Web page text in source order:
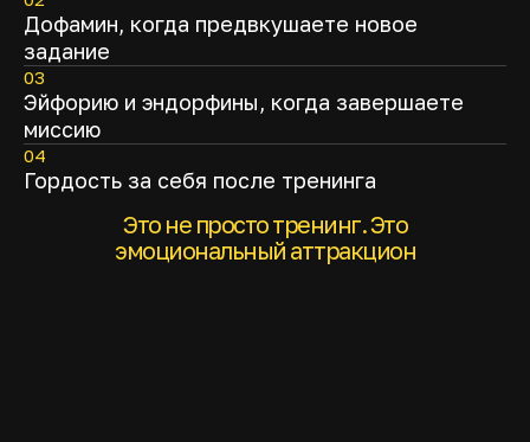
Дофамин, когда предвкушаете новое
задание
03
Эйфорию и эндорфины, когда завершаете
миссию
04
Гордость за себя после тренинга
Это не просто тренинг. Это
эмоциональный аттракцион
Ответы на
важные вопросы